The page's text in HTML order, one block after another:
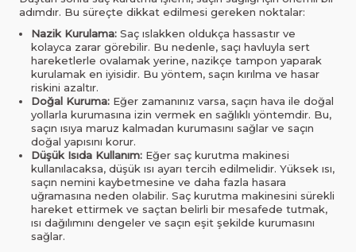
adımdır. Bu süreçte dikkat edilmesi gereken noktalar:
Nazik Kurulama: Saç ıslakken oldukça hassastır ve
kolayca zarar görebilir. Bu nedenle, saçı havluyla sert
hareketlerle ovalamak yerine, nazikçe tampon yaparak
kurulamak en iyisidir. Bu yöntem, saçın kırılma ve hasar
riskini azaltır.
Doğal Kuruma: Eğer zamanınız varsa, saçın hava ile doğal
yollarla kurumasına izin vermek en sağlıklı yöntemdir. Bu,
saçın ısıya maruz kalmadan kurumasını sağlar ve saçın
doğal yapısını korur.
Düşük Isıda Kullanım: Eğer saç kurutma makinesi
kullanılacaksa, düşük ısı ayarı tercih edilmelidir. Yüksek ısı,
saçın nemini kaybetmesine ve daha fazla hasara
uğramasına neden olabilir. Saç kurutma makinesini sürekli
hareket ettirmek ve saçtan belirli bir mesafede tutmak,
ısı dağılımını dengeler ve saçın eşit şekilde kurumasını
sağlar.